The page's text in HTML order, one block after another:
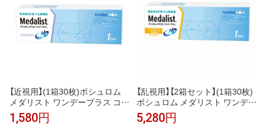
【近視用】(1箱30枚)ボシュロム
メダリスト ワンデープラス コン
タクトレンズ[medalist-1dayplu
s][BL]*
1,580円
【乱視用】【2箱セット】(1箱30枚)
ボシュロム メダリスト ワンデー
プラス 乱視用 コンタクトレンズ
[medalist-1dayplus-tr][BL]
5,280円